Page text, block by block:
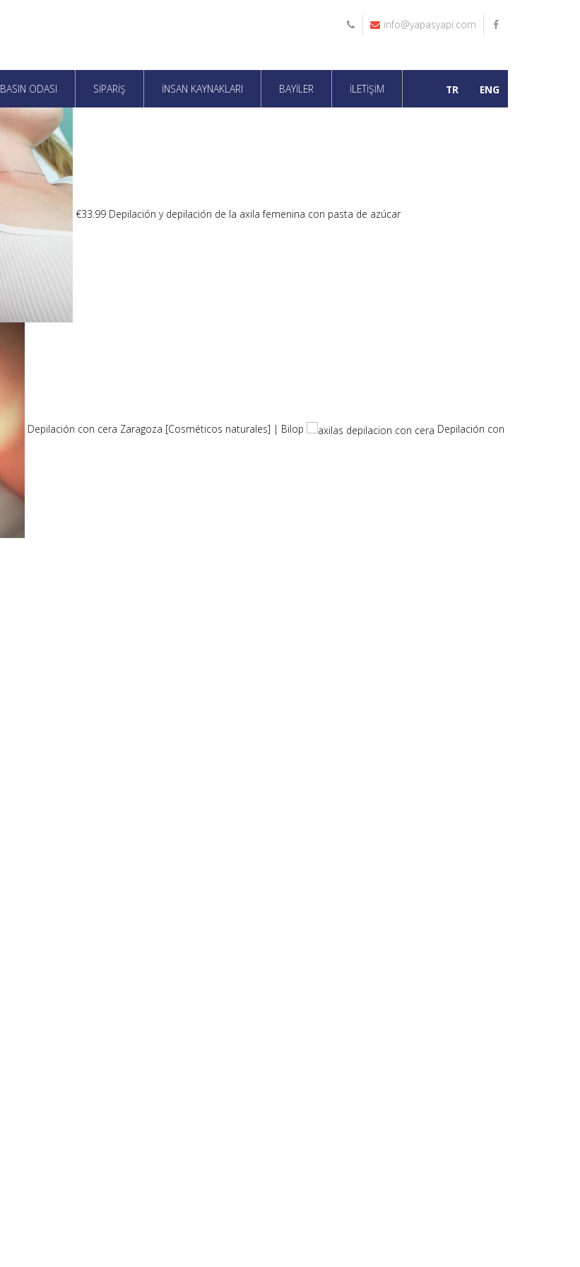
28
42 (6
Hat)
info@yapasyapi.com
edin!
BASIN ODASI SİPARİŞ İNSAN KAYNAKLARI BAYİLER İLETİŞİM ENG
TR
€33.99 Depilación y depilación de la axila femenina con pasta de azúcar
Depilación con cera Zaragoza [Cosméticos naturales] | Bilop Depilación con